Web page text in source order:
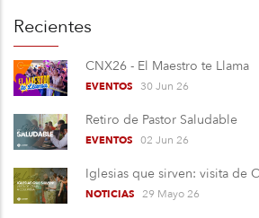
Recientes
CNX26 - El Maestro te Llama
EVENTOS 30 Jun 26
Retiro de Pastor Saludable
EVENTOS 02 Jun 26
Iglesias que sirven: visita de
NOTICIAS 29 Mayo 26